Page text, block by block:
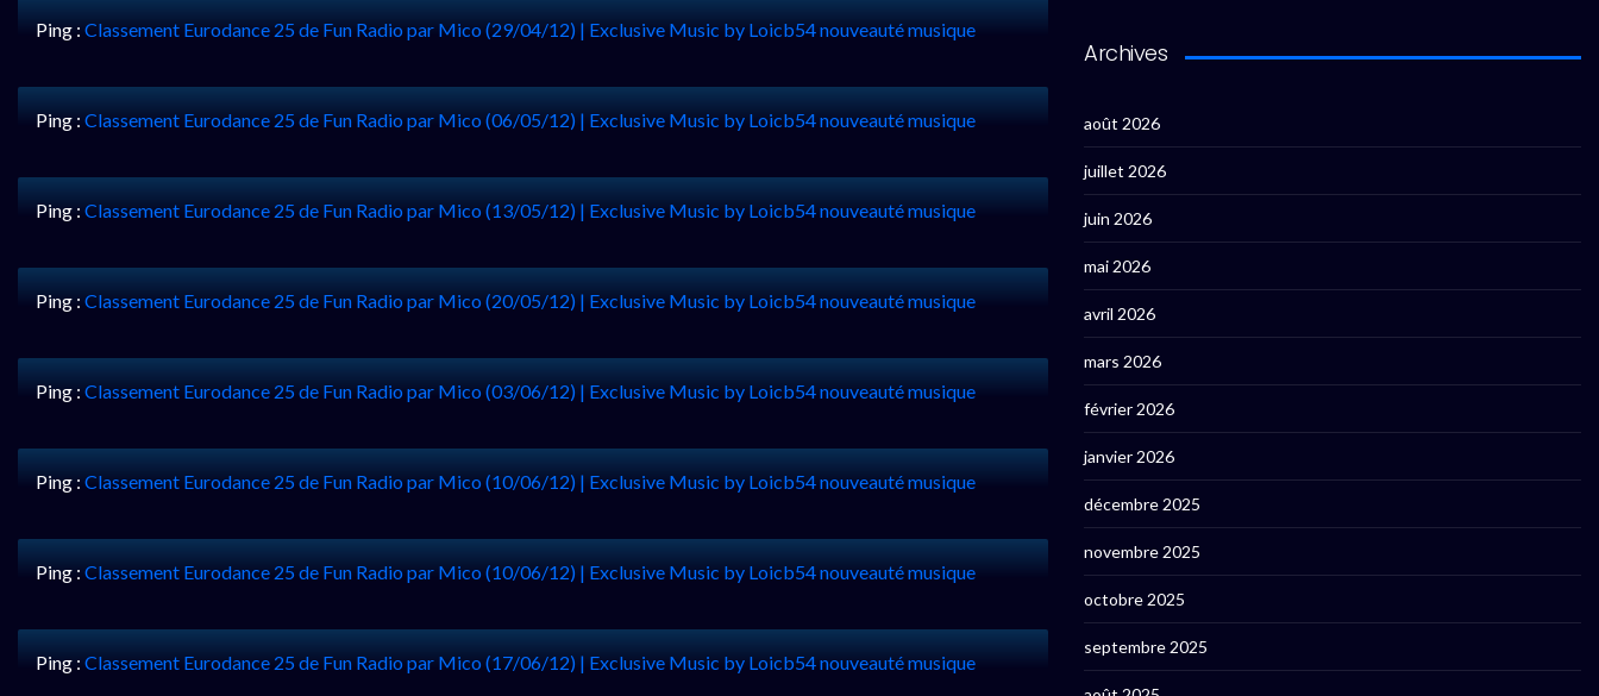
Ping : Classement Eurodance 25 de Fun Radio par Mico (29/04/12) | Exclusive Music by Loicb54 nouveauté musique
Ping : Classement Eurodance 25 de Fun Radio par Mico (06/05/12) | Exclusive Music by Loicb54 nouveauté musique
Ping : Classement Eurodance 25 de Fun Radio par Mico (13/05/12) | Exclusive Music by Loicb54 nouveauté musique
Ping : Classement Eurodance 25 de Fun Radio par Mico (20/05/12) | Exclusive Music by Loicb54 nouveauté musique
Ping : Classement Eurodance 25 de Fun Radio par Mico (03/06/12) | Exclusive Music by Loicb54 nouveauté musique
Ping : Classement Eurodance 25 de Fun Radio par Mico (10/06/12) | Exclusive Music by Loicb54 nouveauté musique
Ping : Classement Eurodance 25 de Fun Radio par Mico (10/06/12) | Exclusive Music by Loicb54 nouveauté musique
Ping : Classement Eurodance 25 de Fun Radio par Mico (17/06/12) | Exclusive Music by Loicb54 nouveauté musique
Archives
août 2026
juillet 2026
juin 2026
mai 2026
avril 2026
mars 2026
février 2026
janvier 2026
décembre 2025
novembre 2025
octobre 2025
septembre 2025